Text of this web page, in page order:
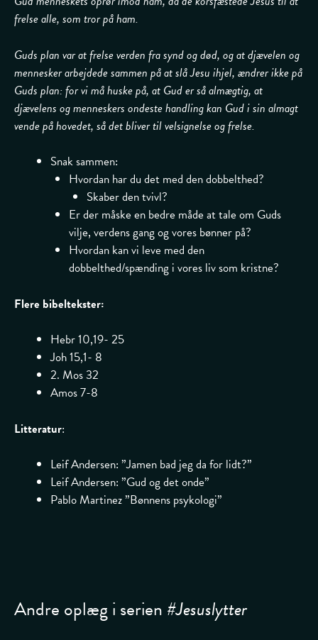
frelse alle, som tror på ham.
Guds plan var at frelse verden fra synd og død, og at djævelen og
mennesker arbejdede sammen på at slå Jesu ihjel, ændrer ikke på
Guds plan: for vi må huske på, at Gud er så almægtig, at
djævelens og menneskers ondeste handling kan Gud i sin almagt
vende på hovedet, så det bliver til velsignelse og frelse.
Snak sammen:
Hvordan har du det med den dobbelthed?
Skaber den tvivl?
Er der måske en bedre måde at tale om Guds
vilje, verdens gang og vores bønner på?
Hvordan kan vi leve med den
dobbelthed/spænding i vores liv som kristne?
Flere bibeltekster:
Hebr 10,19- 25
Joh 15,1- 8
2. Mos 32
Amos 7-8
Litteratur:
Leif Andersen: ”Jamen bad jeg da for lidt?”
Leif Andersen: ”Gud og det onde”
Pablo Martinez ”Bønnens psykologi”
Andre oplæg i serien #Jesuslytter